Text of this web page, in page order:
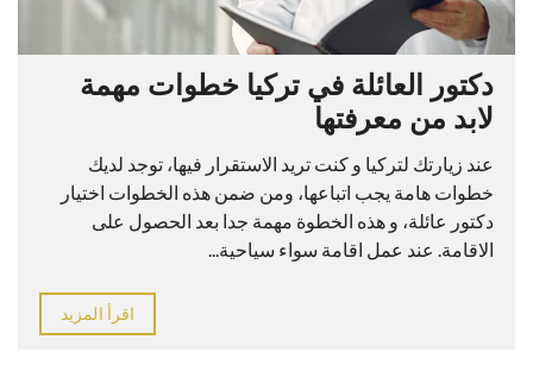
دكتور العائلة في تركيا خطوات مهمة
لابد من معرفتها
عند زيارتك لتركيا و كنت تريد الاستقرار فيها، توجد لديك
خطوات هامة يجب اتباعها، ومن ضمن هذه الخطوات اختيار
دكتور عائلة، و هذه الخطوة مهمة جدا بعد الحصول على
الاقامة. عند عمل اقامة سواء سياحية...
اقرأ المزيد